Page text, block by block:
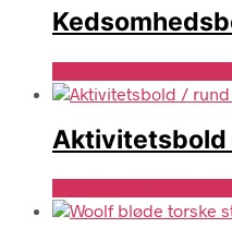
Aktivitetsbold